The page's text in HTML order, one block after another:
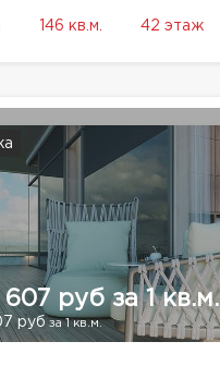
146 кв.м. 42 этаж
607 руб за 1 кв.м.
руб за 1 кв.м.